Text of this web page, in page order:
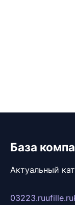
База
Актуальный
03223.ruufille.ru